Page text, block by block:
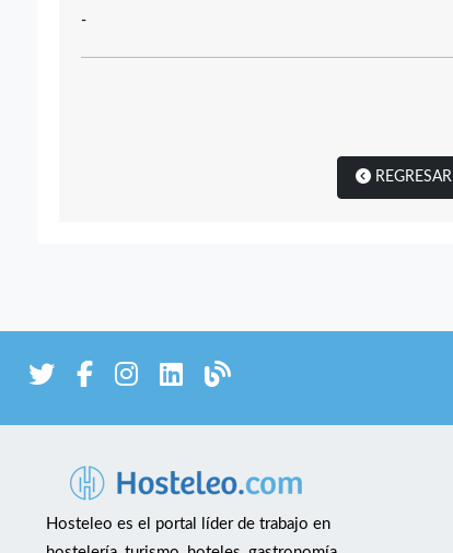
-
REGRESAR
Hosteleo es el portal líder de trabajo en